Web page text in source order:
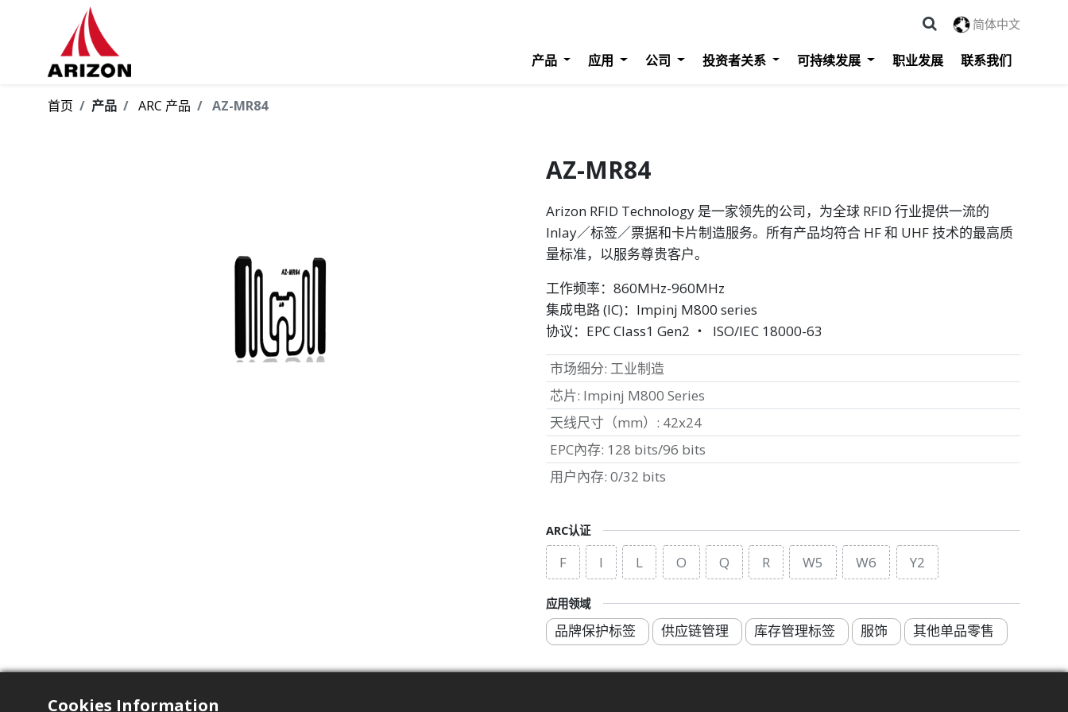
产品 应用 公司 投资者关系 可持续发展 职业发展 联系我们
简体中文
首页 产品 ARC 产品 AZ-MR84
AZ-MR84
Arizon RFID Technology 是一家领先的公司，为全球 RFID 行业提供一流的
Inlay／标签／票据和卡片制造服务。所有产品均符合 HF 和 UHF 技术的最高质
量标准，以服务尊贵客户。
工作频率：860MHz-960MHz
集成电路 (IC)：Impinj M800 series
协议：EPC Class1 Gen2 ‧ ISO/IEC 18000-63
ARC认证
F I L O Q R W5 W6 Y2
应用领域
品牌保护标签 供应链管理 库存管理标签 服饰 其他单品零售
市场细分: 工业制造
芯片: Impinj M800 Series
天线尺寸（mm） : 42x24
EPC內存: 128 bits/96 bits
用户內存: 0/32 bits
Cookies Information